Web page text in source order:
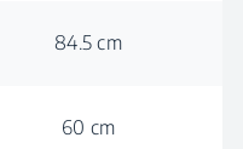
84.5 cm
60 cm